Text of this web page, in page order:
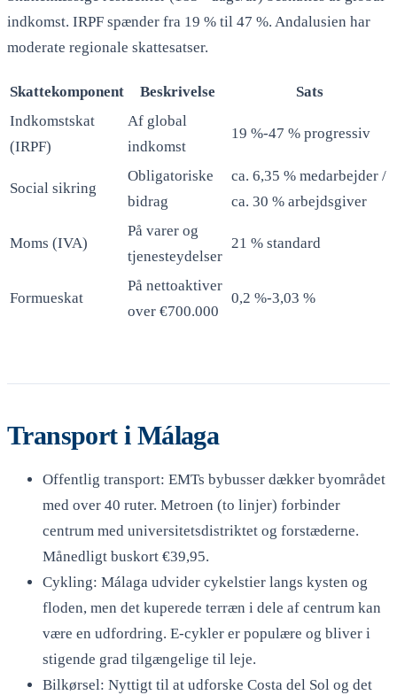
indkomst. IRPF spænder fra 19 % til 47 %. Andalusien har
moderate regionale skattesatser.
Skattekomponent Beskrivelse
Sats
Indkomstskat
(IRPF)
Af global
indkomst
19 %-47 % progressiv
Social sikring
Obligatoriske
bidrag
ca. 6,35 % medarbejder /
ca. 30 % arbejdsgiver
Moms (IVA)
På varer og
tjenesteydelser
21 % standard
Formueskat
På nettoaktiver
over €700.000
0,2 %-3,03 %
Transport i Málaga
Offentlig transport: EMTs bybusser dækker byområdet
med over 40 ruter. Metroen (to linjer) forbinder
centrum med universitetsdistriktet og forstæderne.
Månedligt buskort €39,95.
Cykling: Málaga udvider cykelstier langs kysten og
floden, men det kuperede terræn i dele af centrum kan
være en udfordring. E-cykler er populære og bliver i
stigende grad tilgængelige til leje.
Bilkørsel: Nyttigt til at udforske Costa del Sol og det